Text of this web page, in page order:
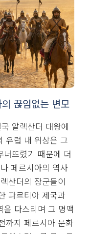
끊임없는 변모
알렉산더 대왕에
유럽 내 위상은 그
뜨렸기 때문에 더
페르시아의 역사
산더의 장군들이
파르티아 제국과
다스리며 그 명맥
까지 페르시아 문화